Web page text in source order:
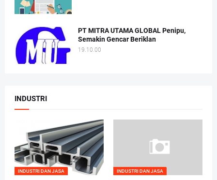
PT MITRA UTAMA GLOBAL Penipu,
Semakin Gencar Beriklan
19.10.00
INDUSTRI
INDUSTRI DAN JASA INDUSTRI DAN JASA